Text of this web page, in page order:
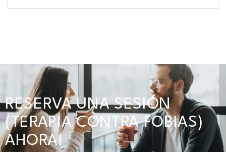
RESERVA UNA SESIÓN
(TERAPIA CONTRA FOBIAS)
AHORA!